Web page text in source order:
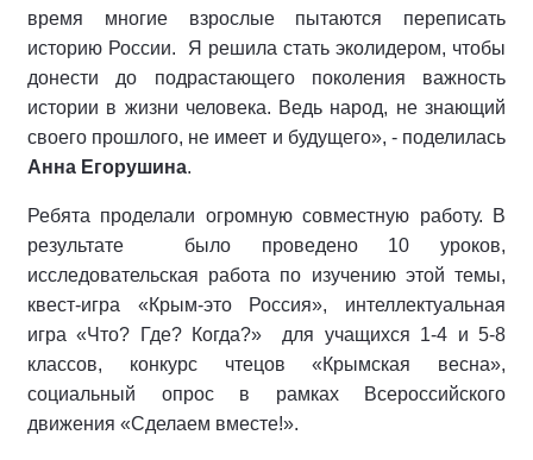
время многие взрослые пытаются переписать
историю России. Я решила стать эколидером, чтобы
донести до подрастающего поколения важность
истории в жизни человека. Ведь народ, не знающий
своего прошлого, не имеет и будущего», - поделилась
Анна Егорушина.
Ребята проделали огромную совместную работу. В
результате было проведено 10 уроков,
исследовательская работа по изучению этой темы,
квест-игра «Крым-это Россия», интеллектуальная
игра «Что? Где? Когда?» для учащихся 1-4 и 5-8
классов, конкурс чтецов «Крымская весна»,
социальный опрос в рамках Всероссийского
движения «Сделаем вместе!».